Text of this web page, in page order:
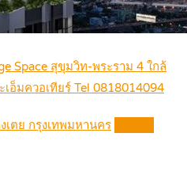
Space สุขุมวิท-พระราม 4 ใกล้
อ็มควอเทียร์ Tel 0818014094
เตย กรุงเทพมหานคร